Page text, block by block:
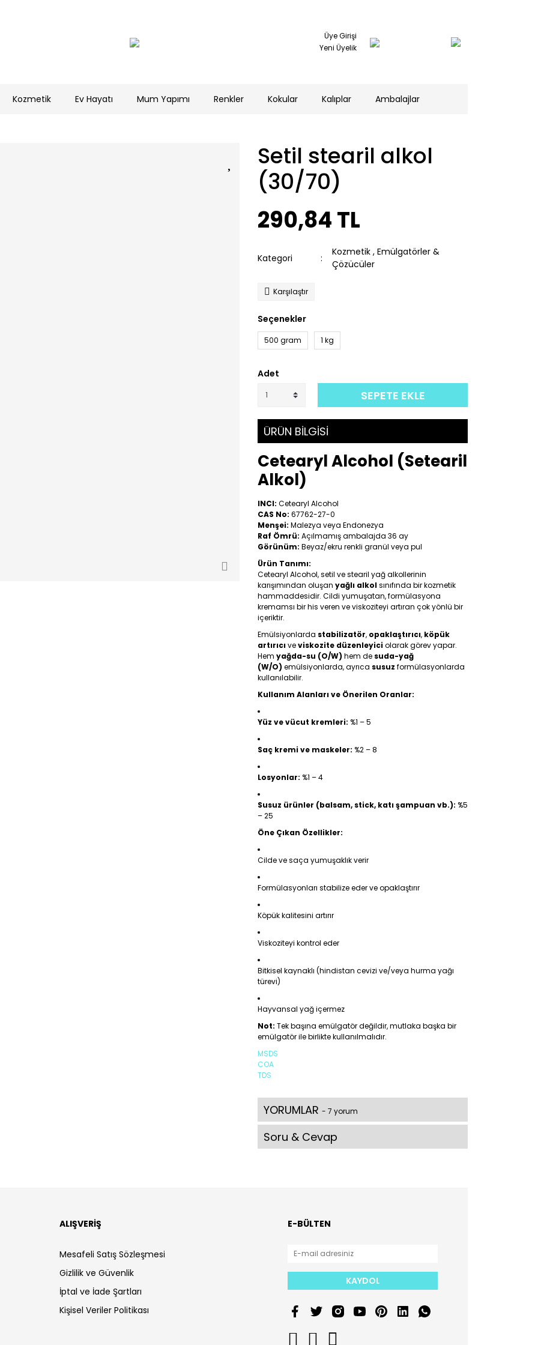
Üye Girişi
Yeni Üyelik
Kozmetik Ev Hayatı Mum Yapımı Renkler Kokular Kalıplar Ambalajlar
Setil stearil alkol
(30/70)
290,84 TL
Kategori
Kozmetik , Emülgatörler &
Çözücüler
Karşılaştır
Seçenekler
500 gram 1 kg
Adet
SEPETE EKLE
ÜRÜN BİLGİSİ
Cetearyl Alcohol (Setearil
Alkol)
INCI: Cetearyl Alcohol
CAS No: 67762-27-0
Menşei: Malezya veya Endonezya
Raf Ömrü: Açılmamış ambalajda 36 ay
Görünüm: Beyaz/ekru renkli granül veya pul
Ürün Tanımı:
Cetearyl Alcohol, setil ve stearil yağ alkollerinin
karışımından oluşan yağlı alkolsınıfında bir kozmetik
hammaddesidir. Cildi yumuşatan, formülasyona
kremamsı bir his veren ve viskoziteyi artıran çok yönlü bir
içeriktir.
Emülsiyonlarda stabilizatör, opaklaştırıcı, köpük
artırıcıveviskozite düzenleyiciolarak görev yapar.
Hem yağda-su (O/W) hem de suda-yağ
(W/O) emülsiyonlarda, ayrıca susuz formülasyonlarda
kullanılabilir.
Kullanım Alanları ve Önerilen Oranlar:
Yüz ve vücut kremleri: %1 – 5
Saç kremi ve maskeler: %2 – 8
Losyonlar: %1 – 4
Susuz ürünler (balsam, stick, katı şampuan vb.): %5
– 25
Öne Çıkan Özellikler:
Cilde ve saça yumuşaklık verir
Formülasyonları stabilize eder ve opaklaştırır
Köpük kalitesini artırır
Viskoziteyi kontrol eder
Bitkisel kaynaklı (hindistan cevizi ve/veya hurma yağı
türevi)
Hayvansal yağ içermez
Not: Tek başına emülgatör değildir, mutlaka başka bir
emülgatör ile birlikte kullanılmalıdır.
MSDS
COA
TDS
YORUMLAR - 7 yorum
Soru & Cevap
ALIŞVERİŞ
Mesafeli Satış Sözleşmesi
Gizlilik ve Güvenlik
İptal ve İade Şartları
Kişisel Veriler Politikası
E-BÜLTEN
KAYDOL